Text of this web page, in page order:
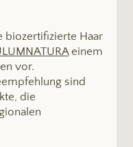
biozertifizierte Haar
einem
vor.
sind
die